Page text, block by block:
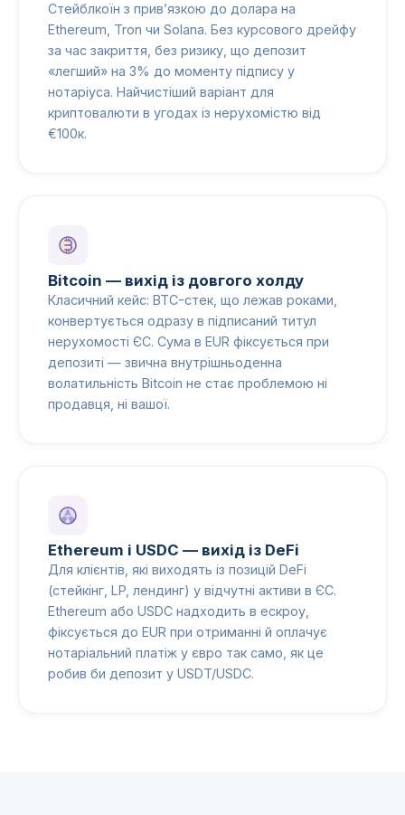
Стейблкоїн з прив’язкою до долара на
Ethereum, Tron чи Solana. Без курсового дрейфу
за час закриття, без ризику, що депозит
«легший» на 3% до моменту підпису у
нотаріуса. Найчистіший варіант для
криптовалюти в угодах із нерухомістю від
€100к.
Bitcoin — вихід із довгого холду
Класичний кейс: BTC-стек, що лежав роками,
конвертується одразу в підписаний титул
нерухомості ЄС. Сума в EUR фіксується при
депозиті — звична внутрішньоденна
волатильність Bitcoin не стає проблемою ні
продавця, ні вашої.
Ethereum і USDC — вихід із DeFi
Для клієнтів, які виходять із позицій DeFi
(стейкінг, LP, лендинг) у відчутні активи в ЄС.
Ethereum або USDC надходить в ескроу,
фіксується до EUR при отриманні й оплачує
нотаріальний платіж у євро так само, як це
робив би депозит у USDT/USDC.